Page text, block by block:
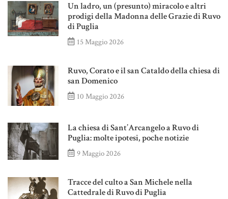
Un ladro, un (presunto) miracolo e altri
prodigi della Madonna delle Grazie di Ruvo
di Puglia
15 Maggio 2026
Ruvo, Corato e il san Cataldo della chiesa di
san Domenico
10 Maggio 2026
La chiesa di Sant’Arcangelo a Ruvo di
Puglia: molte ipotesi, poche notizie
9 Maggio 2026
Tracce del culto a San Michele nella
Cattedrale di Ruvo di Puglia